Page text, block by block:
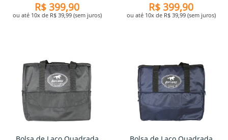
R$ 399,90
ou até 10x de R$ 39,99 (sem juros)
R$ 399,90
ou até 10x de R$ 39,99 (sem juros)